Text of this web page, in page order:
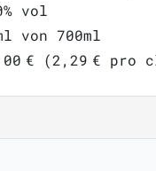
vol
von 700ml
€ (2,29 € pro